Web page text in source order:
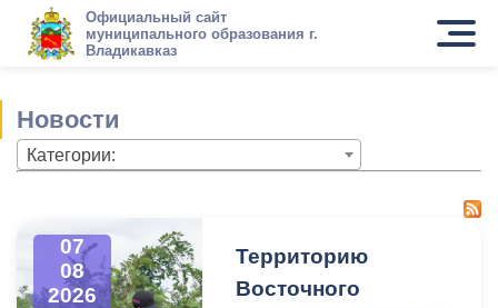
Официальный сайт
муниципального образования г.
Владикавказ
Новости
Категории:
07
08
2026
Территорию
Восточного